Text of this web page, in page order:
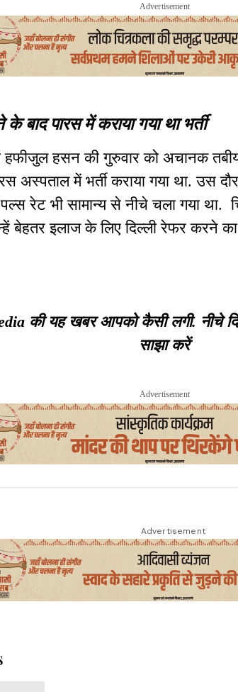
Advertisement
बाद पारस में कराया गया था भर्ती
हफीजुल हसन की गुरुवार को अचानक
अस्पताल में भर्ती कराया गया था. उस
रेट भी सामान्य से नीचे चला गया था.
बेहतर इलाज के लिए दिल्ली रेफर करने का
की यह खबर आपको कैसी लगी. नीचे
साझा करें
Advertisement
Advertisement